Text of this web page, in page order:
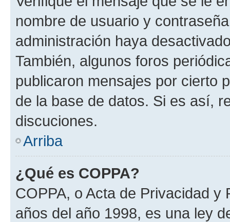
nombre de usuario y
administración haya
También, algunos foros
publicaron mensajes por cierto
de la base de datos. Si es así,
discuciones.
Arriba
¿Qué es COPPA?
COPPA, o Acta de Privacidad
años del año 1998, es una ley